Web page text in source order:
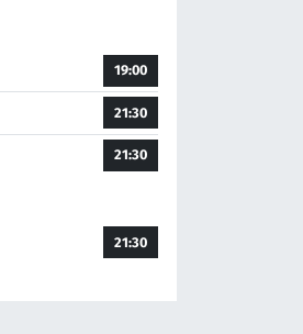
19:00
21:30
21:30
21:30